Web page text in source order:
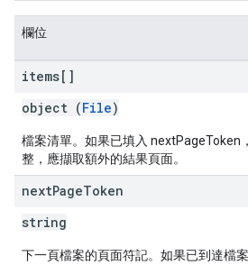
欄位
items[]
object (File)
檔案清單。如果已填入 nextPageToken
整，應擷取額外的結果頁面。
nextPageToken
string
下一頁檔案的頁面符記。如果已到達檔